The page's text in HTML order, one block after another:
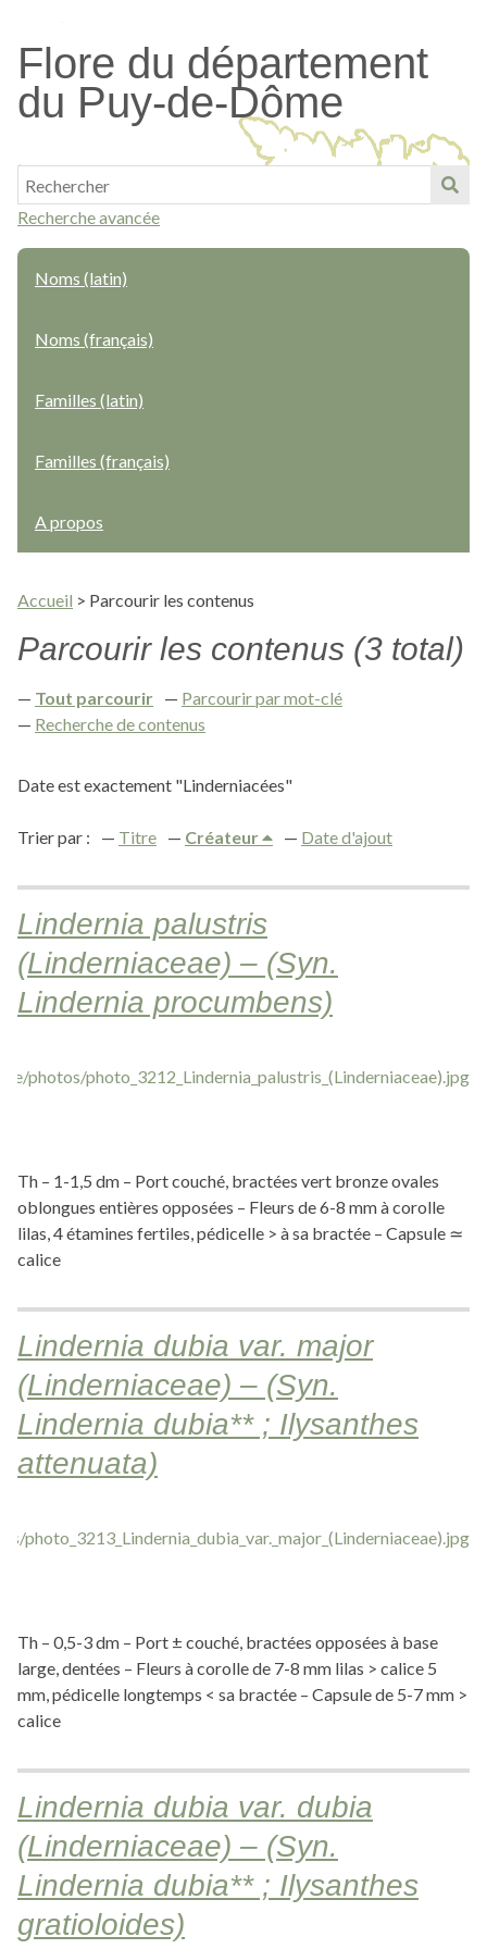
contenu
principal
Flore du département
du Puy-de-Dôme
Recherche avancée
Noms (latin)
Noms (français)
Familles (latin)
Familles (français)
A propos
Accueil > Parcourir les contenus
Parcourir les contenus (3 total)
Tout parcourir
Parcourir par mot-clé
Recherche de contenus
Date est exactement "Linderniacées"
Trier par : Titre Créateur Date d'ajout
Lindernia palustris
(Linderniaceae) – (Syn.
Lindernia procumbens)
Th – 1-1,5 dm – Port couché, bractées vert bronze ovales
oblongues entières opposées – Fleurs de 6-8 mm à corolle
lilas, 4 étamines fertiles, pédicelle > à sa bractée – Capsule ≃
calice
Lindernia dubia var. major
(Linderniaceae) – (Syn.
Lindernia dubia** ; Ilysanthes
attenuata)
Th – 0,5-3 dm – Port ± couché, bractées opposées à base
large, dentées – Fleurs à corolle de 7-8 mm lilas > calice 5
mm, pédicelle longtemps < sa bractée – Capsule de 5-7 mm >
calice
Lindernia dubia var. dubia
(Linderniaceae) – (Syn.
Lindernia dubia** ; Ilysanthes
gratioloides)